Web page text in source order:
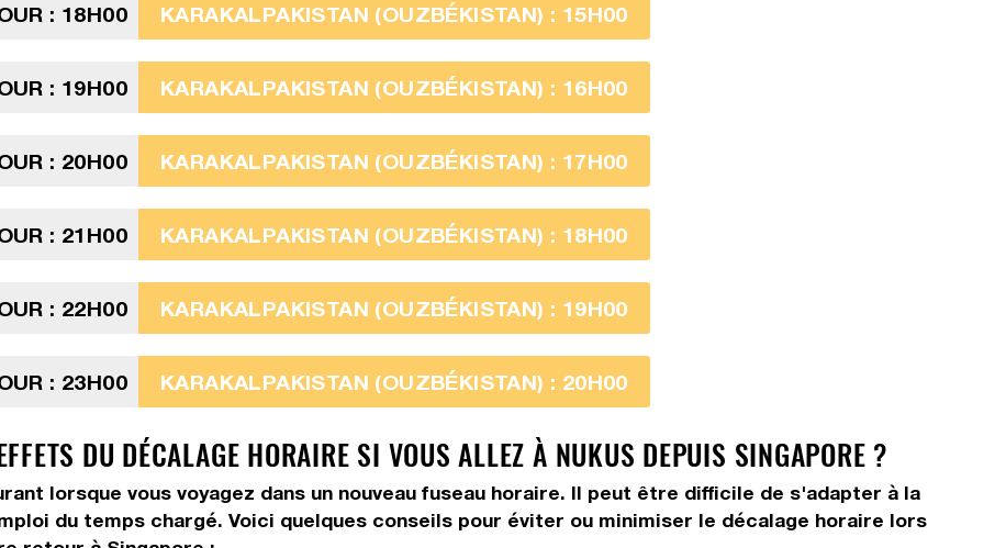
: 18H00 KARAKALPAKISTAN (OUZBÉKISTAN) : 15H00
: 19H00 KARAKALPAKISTAN (OUZBÉKISTAN) : 16H00
: 20H00 KARAKALPAKISTAN (OUZBÉKISTAN) : 17H00
: 21H00 KARAKALPAKISTAN (OUZBÉKISTAN) : 18H00
: 22H00 KARAKALPAKISTAN (OUZBÉKISTAN) : 19H00
: 23H00 KARAKALPAKISTAN (OUZBÉKISTAN) : 20H00
DU DÉCALAGE HORAIRE SI VOUS ALLEZ À NUKUS DEPUIS SINGAPORE ?
lorsque vous voyagez dans un nouveau fuseau horaire. Il peut être difficile de s'adapter à la
du temps chargé. Voici quelques conseils pour éviter ou minimiser le décalage horaire lors